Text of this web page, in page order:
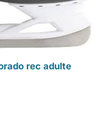
rec adulte